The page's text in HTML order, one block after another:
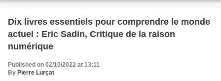
Dix livres essentiels pour comprendre le monde
actuel : Eric Sadin, Critique de la raison
numérique
Published on 02/10/2022 at 13:11
By Pierre Lurçat